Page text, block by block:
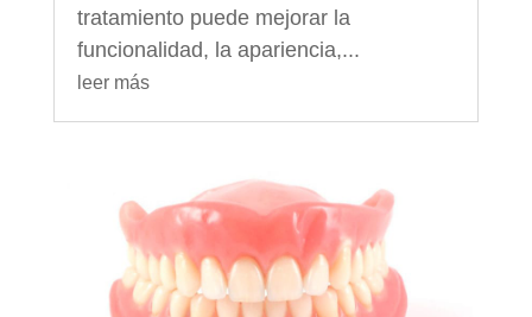
tratamiento puede mejorar la
funcionalidad, la apariencia,...
leer más